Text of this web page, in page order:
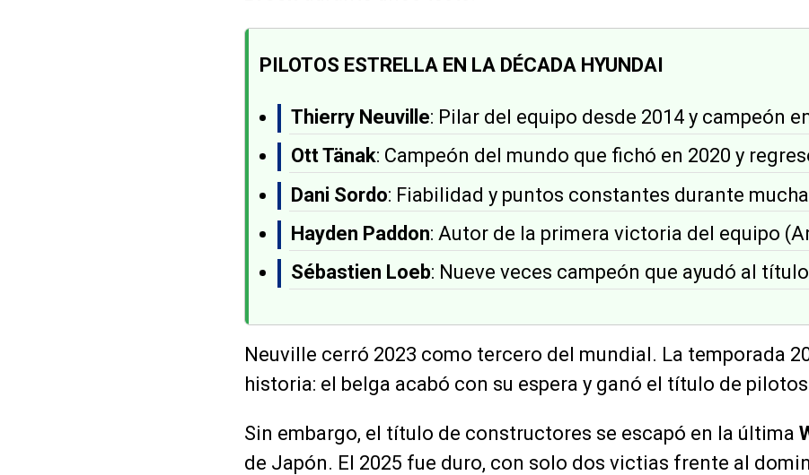
PILOTOS ESTRELLA EN LA DÉCADA HYUNDAI
Thierry Neuville: Pilar del equipo desde 2014 y campeón
Ott Tänak: Campeón del mundo que fichó en 2020 y
Dani Sordo: Fiabilidad y puntos constantes durante
Hayden Paddon: Autor de la primera victoria del equipo
Sébastien Loeb: Nueve veces campeón que ayudó al
Neuville cerró 2023 como tercero del mundial. La temporada
historia: el belga acabó con su espera y ganó el título de
Sin embargo, el título de constructores se escapó en la última
de Japón. El 2025 fue duro, con solo dos victias frente al